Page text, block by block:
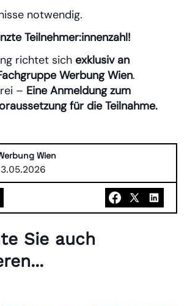
notwendig.
Teilnehmer:innenzahl!
richtet sich exklusiv an
Werbung Wien.
– Eine Anmeldung zum
für die Teilnahme.
Wien
Sie auch